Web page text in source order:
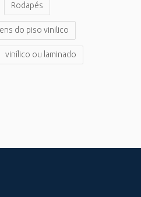
Rodapés
do piso vinilico
vinílico ou laminado